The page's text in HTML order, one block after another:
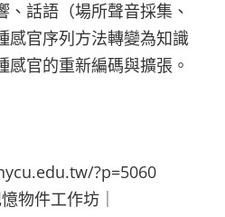
、話語（場所聲音採集、
感官序列方法轉變為知識
感官的重新編碼與擴張。
?p=5060
物件工作坊｜